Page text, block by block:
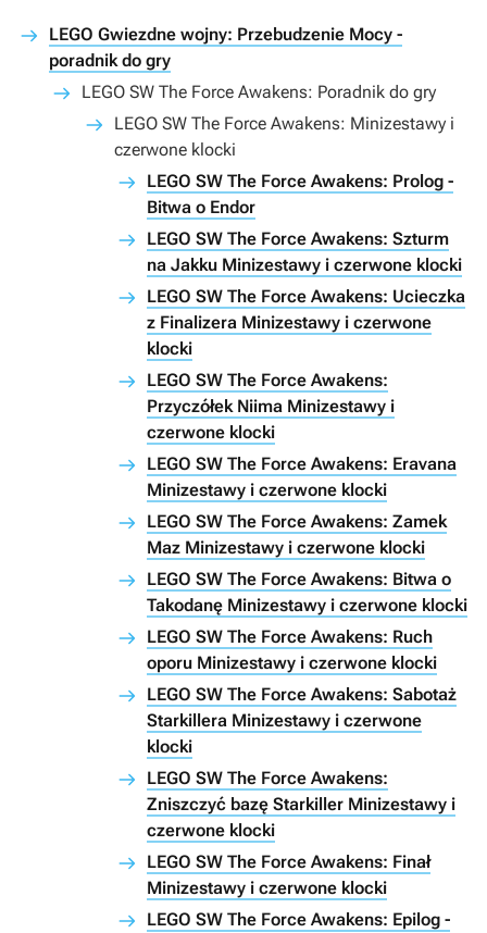
LEGO Gwiezdne wojny: Przebudzenie Mocy -
poradnik do gry
LEGO SW The Force Awakens: Poradnik do gry
LEGO SW The Force Awakens: Minizestawy i
czerwone klocki
LEGO SW The Force Awakens: Prolog -
Bitwa o Endor
LEGO SW The Force Awakens: Szturm
na Jakku Minizestawy i czerwone klocki
LEGO SW The Force Awakens: Ucieczka
z Finalizera Minizestawy i czerwone
klocki
LEGO SW The Force Awakens:
Przyczółek Niima Minizestawy i
czerwone klocki
LEGO SW The Force Awakens: Eravana
Minizestawy i czerwone klocki
LEGO SW The Force Awakens: Zamek
Maz Minizestawy i czerwone klocki
LEGO SW The Force Awakens: Bitwa o
Takodanę Minizestawy i czerwone klocki
LEGO SW The Force Awakens: Ruch
oporu Minizestawy i czerwone klocki
LEGO SW The Force Awakens: Sabotaż
Starkillera Minizestawy i czerwone
klocki
LEGO SW The Force Awakens:
Zniszczyć bazę Starkiller Minizestawy i
czerwone klocki
LEGO SW The Force Awakens: Finał
Minizestawy i czerwone klocki
LEGO SW The Force Awakens: Epilog -